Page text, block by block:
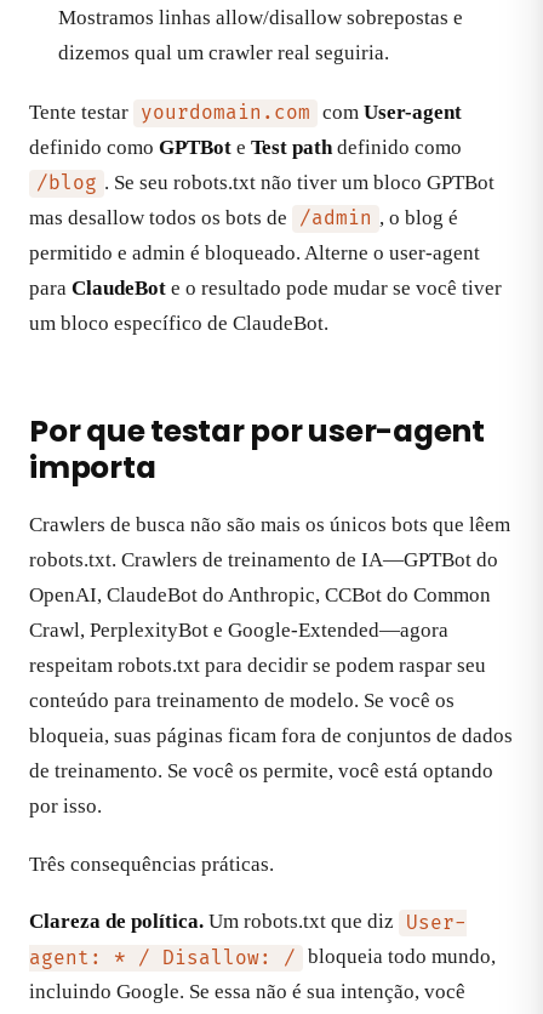
Mostramos linhas allow/disallow sobrepostas e
dizemos qual um crawler real seguiria.
Tente testar yourdomain.com com User-agent
definido como GPTBot e Test pathdefinido como
/blog . Se seu robots.txt não tiver um bloco GPTBot
mas desallow todos os bots de
/admin , o blog é
permitido e admin é bloqueado. Alterne o user-agent
para ClaudeBot e o resultado pode mudar se você tiver
um bloco específico de ClaudeBot.
Por que testar por user-agent
importa
Crawlers de busca não são mais os únicos bots que lêem
robots.txt. Crawlers de treinamento de IA—GPTBot do
OpenAI, ClaudeBot do Anthropic, CCBot do Common
Crawl, PerplexityBot e Google-Extended—agora
respeitam robots.txt para decidir se podem raspar seu
conteúdo para treinamento de modelo. Se você os
bloqueia, suas páginas ficam fora de conjuntos de dados
de treinamento. Se você os permite, você está optando
por isso.
Três consequências práticas.
Clareza de política. Um robots.txt que diz
User-
agent: * / Disallow: / bloqueia todo mundo,
incluindo Google. Se essa não é sua intenção, você